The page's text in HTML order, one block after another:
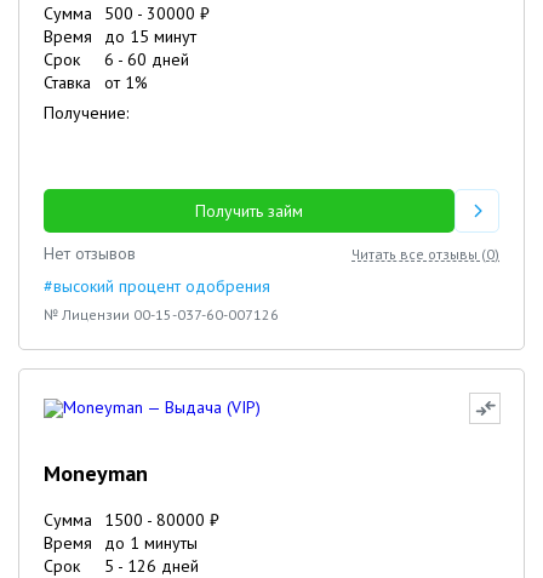
Сумма 500 - 30000 ₽
Время
до 15 минут
Срок
6 - 60 дней
Ставка
от 1%
Получение:
Получить займ
Нет отзывов
Читать все отзывы (0)
#высокий процент одобрения
№ Лицензии 00-15-037-60-007126
Moneyman
Сумма 1500 - 80000 ₽
Время
до 1 минуты
Срок
5 - 126 дней